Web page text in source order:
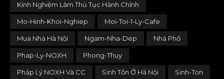
Kinh Nghiệm Làm Thủ Tục Hành Chính
Mo-Hinh-Khoi-Nghiep Moi-Toi-1-Ly-Cafe
Mua Nhà Hà Nội Ngam-Nha-Dep Nhà Phố
Phap-Ly-NOXH Phong-Thuy
Pháp Lý NOXH Và CC Sinh Tồn Ở Hà Nội Sinh-Ton